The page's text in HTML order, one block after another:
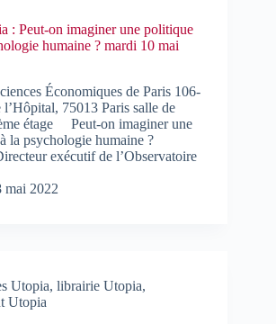
: Peut-on imaginer une politique
humaine ? mardi 10 mai
Économiques de Paris 106-
75013 Paris salle de
étage Peut-on imaginer une
la psychologie humaine ?
exécutif de l’Observatoire
mai 2022
Utopia, librairie Utopia,
Utopia